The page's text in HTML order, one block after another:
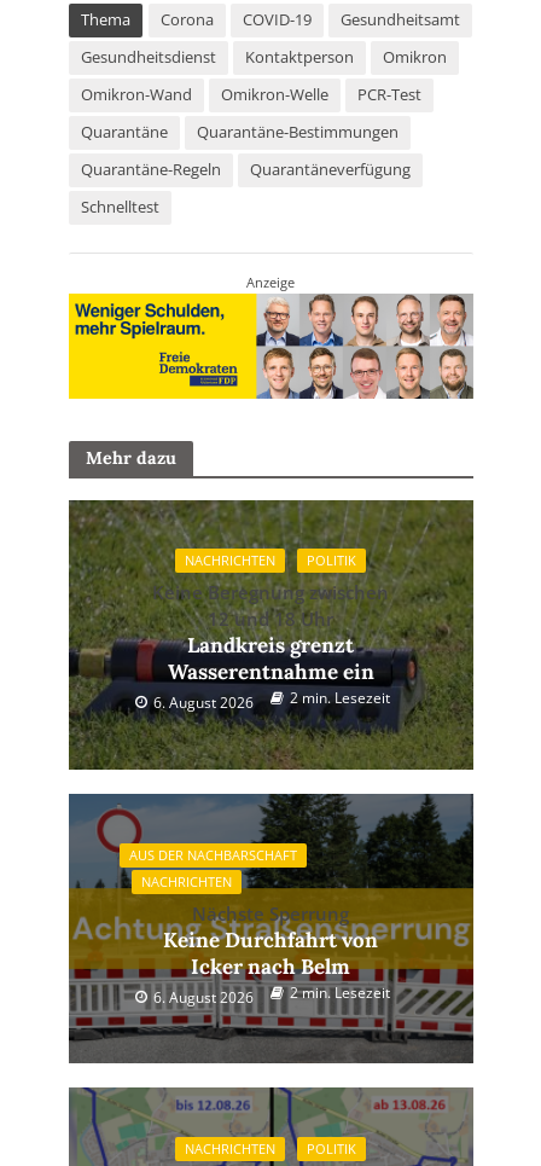
Thema Corona COVID-19
Gesundheitsamt
Gesundheitsdienst
Kontaktperson
Omikron
Omikron-Wand
Omikron-Welle
PCR-Test
Quarantäne
Quarantäne-Bestimmungen
Quarantäne-Regeln
Quarantäneverfügung
Schnelltest
Anzeige
Mehr dazu
NACHRICHTEN POLITIK
Keine Beregnung zwischen
12 und 18 Uhr
Landkreis grenzt
Wasserentnahme ein
6. August 2026 2 min. Lesezeit
AUS DER NACHBARSCHAFT
NACHRICHTEN
Nächste Sperrung
Keine Durchfahrt von
Icker nach Belm
6. August 2026 2 min. Lesezeit
NACHRICHTEN POLITIK